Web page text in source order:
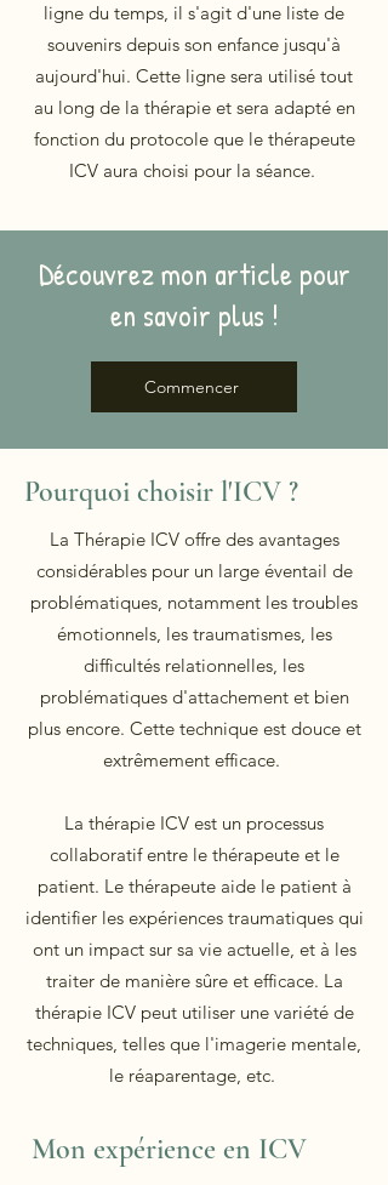
ligne du temps, il s'agit d'une liste de
souvenirs depuis son enfance jusqu'à
aujourd'hui. Cette ligne sera utilisé tout
au long de la thérapie et sera adapté en
fonction du protocole que le thérapeute
ICV aura choisi pour la séance.
Découvrez mon article pour
en savoir plus !
Commencer
Pourquoi choisir l'ICV ?
La Thérapie ICV offre des avantages
considérables pour un large éventail de
problématiques, notamment les troubles
émotionnels, les traumatismes, les
difficultés relationnelles, les
problématiques d'attachement et bien
plus encore. Cette technique est douce et
extrêmement efficace.
La thérapie ICV est un processus
collaboratif entre le thérapeute et le
patient. Le thérapeute aide le patient à
identifier les expériences traumatiques qui
ont un impact sur sa vie actuelle, et à les
traiter de manière sûre et efficace. La
thérapie ICV peut utiliser une variété de
techniques, telles que l'imagerie mentale,
le réaparentage, etc.
Mon expérience en ICV